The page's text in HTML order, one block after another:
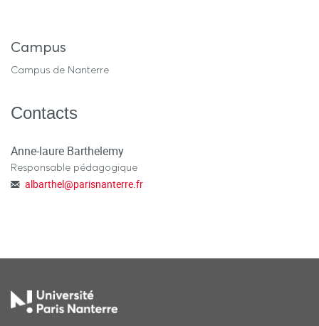
Campus
Campus de Nanterre
Contacts
Anne-laure Barthelemy
Responsable pédagogique
albarthel@parisnanterre.fr